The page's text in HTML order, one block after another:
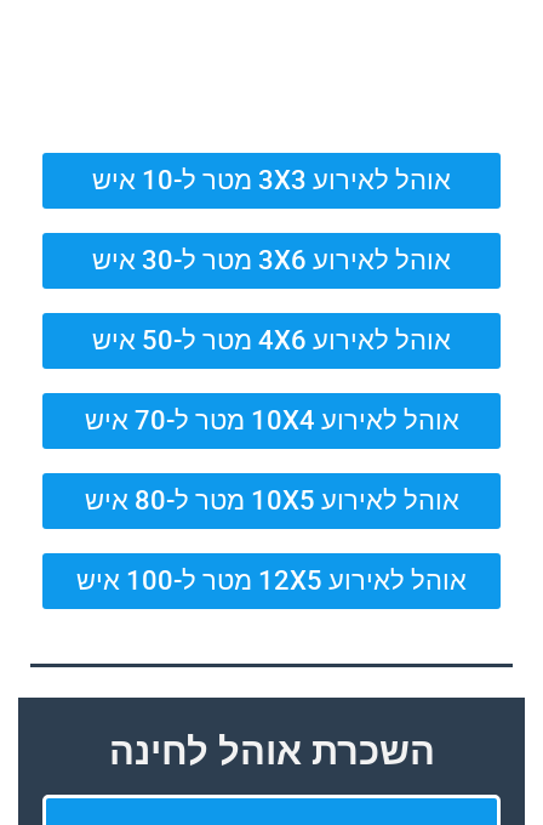
אוהל לאירוע 3X3 מטר ל-10 איש
אוהל לאירוע 3X6 מטר ל-30 איש
אוהל לאירוע 4X6 מטר ל-50 איש
אוהל לאירוע 10X4 מטר ל-70 איש
אוהל לאירוע 10X5 מטר ל-80 איש
אוהל לאירוע 12X5 מטר ל-100 איש
השכרת אוהל לחינה